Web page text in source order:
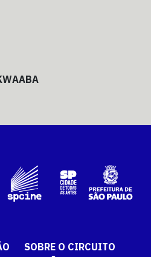
SOBRE O CIRCUITO